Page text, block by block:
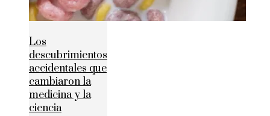
Los
descubrimientos
accidentales que
cambiaron la
medicina y la
ciencia